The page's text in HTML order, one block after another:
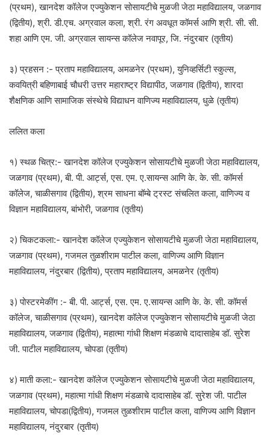
(प्रथम), खानदेश कॉलेज एज्युकेशन सोसायटीचे मुळजी जेठा महाविद्यालय, जळगाव
(द्वितीय), श्री. डी.एच. अग्रवाल कला, श्री. रंग अवधूत कॉमर्स आणि श्री. सी. सी.
शहा आणि एम. जी. अग्रवाल सायन्स कॉलेज नवापूर, जि. नंदुरबार (तृतीय)
३) प्रहसन :- प्रताप महाविद्यालय, अमळनेर (प्रथम), युनिव्हर्सिटी स्कुल्स,
कवयित्री बहिणाबाई चौधरी उत्तर महाराष्ट्र विद्यापीठ, जळगाव (द्वितीय), शारदा
शैक्षणिक आणि सामाजिक संस्थेचे विद्याधन वाणिज्य महाविद्यालय, धुळे (तृतीय)
ललित कला
१) स्थळ चित्र:- खानदेश कॉलेज एज्युकेशन सोसायटीचे मुळजी जेठा महाविद्यालय,
जळगाव (प्रथम), बी. पी. आर्ट्स, एस. एम. ए.सायन्स आणि के. के. सी. कॉमर्स
कॉलेज, चाळीसगाव (द्वितीय), श्रम साधना बॉम्बे ट्रस्ट संचलित कला, वाणिज्य व
विज्ञान महाविद्यालय, बांभोरी, जळगाव (तृतीय)
२) चिकटकला:- खानदेश कॉलेज एज्युकेशन सोसायटीचे मुळजी जेठा महाविद्यालय,
जळगाव (प्रथम), गजमल तुळशीराम पाटील कला, वाणिज्य आणि विज्ञान
महाविद्यालय, नंदुरबार (द्वितीय), प्रताप महाविद्यालय, अमळनेर (तृतीय)
३) पोस्टरमेकींग :- बी. पी. आर्ट्स, एस. एम. ए.सायन्स आणि के. के. सी. कॉमर्स
कॉलेज, चाळीसगाव (प्रथम), खानदेश कॉलेज एज्युकेशन सोसायटीचे मुळजी जेठा
महाविद्यालय, जळगाव (द्वितीय), महात्मा गांधी शिक्षण मंडळाचे दादासाहेब डॉ. सुरेश
जी. पाटील महाविद्यालय, चोपडा (तृतीय)
४) माती कला:- खानदेश कॉलेज एज्युकेशन सोसायटीचे मुळजी जेठा महाविद्यालय,
जळगाव (प्रथम), महात्मा गांधी शिक्षण मंडळाचे दादासाहेब डॉ. सुरेश जी. पाटील
महाविद्यालय, चोपडा(द्वितीय), गजमल तुळशीराम पाटील कला, वाणिज्य आणि विज्ञान
महाविद्यालय, नंदुरबार (तृतीय)